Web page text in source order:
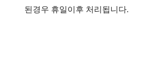
된경우 휴일이후 처리됩니다.